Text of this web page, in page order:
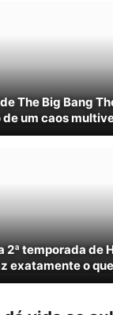
The Big Bang
um caos
2ª temporada de
exatamente o